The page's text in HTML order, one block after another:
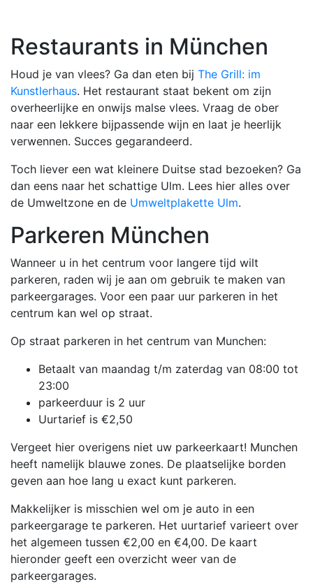
Restaurants in München
Houd je van vlees? Ga dan eten bij The Grill: im
Kunstlerhaus. Het restaurant staat bekent om zijn
overheerlijke en onwijs malse vlees. Vraag de ober
naar een lekkere bijpassende wijn en laat je heerlijk
verwennen. Succes gegarandeerd.
Toch liever een wat kleinere Duitse stad bezoeken? Ga
dan eens naar het schattige Ulm. Lees hier alles over
de Umweltzone en de Umweltplakette Ulm.
Parkeren München
Wanneer u in het centrum voor langere tijd wilt
parkeren, raden wij je aan om gebruik te maken van
parkeergarages. Voor een paar uur parkeren in het
centrum kan wel op straat.
Op straat parkeren in het centrum van Munchen:
Betaalt van maandag t/m zaterdag van 08:00 tot
23:00
parkeerduur is 2 uur
Uurtarief is €2,50
Vergeet hier overigens niet uw parkeerkaart! Munchen
heeft namelijk blauwe zones. De plaatselijke borden
geven aan hoe lang u exact kunt parkeren.
Makkelijker is misschien wel om je auto in een
parkeergarage te parkeren. Het uurtarief varieert over
het algemeen tussen €2,00 en €4,00. De kaart
hieronder geeft een overzicht weer van de
parkeergarages.